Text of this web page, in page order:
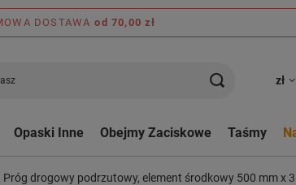
DOSTAWA od 70,00 zł
zł
Opaski Inne Obejmy Zaciskowe Taśmy
Próg drogowy podrzutowy, element środkowy 500 mm x